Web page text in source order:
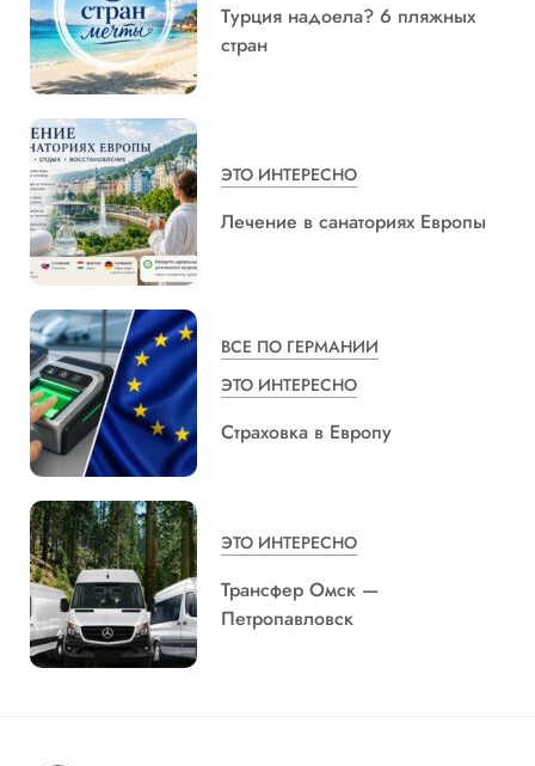
Турция надоела? 6 пляжных
стран
ЭТО ИНТЕРЕСНО
Лечение в санаториях Европы
ВСЕ ПО ГЕРМАНИИ
ЭТО ИНТЕРЕСНО
Страховка в Европу
ЭТО ИНТЕРЕСНО
Трансфер Омск —
Петропавловск